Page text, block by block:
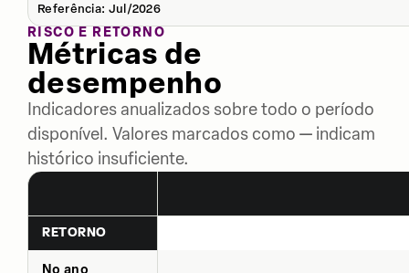
Referência: Jul/2026
RISCO E RETORNO
Métricas de
desempenho
Indicadores anualizados sobre todo o período
disponível. Valores marcados como — indicam
histórico insuficiente.
RETORNO
No ano